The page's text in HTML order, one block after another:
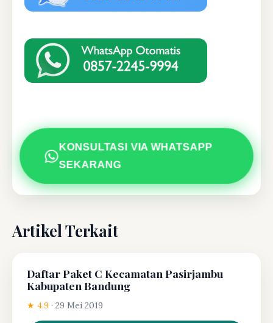
KONSULTASI VIA WHATSAPP
SEKARANG
Artikel Terkait
Daftar Paket C Kecamatan Pasirjambu
Kabupaten Bandung
★ 4.9 · 29 Mei 2019